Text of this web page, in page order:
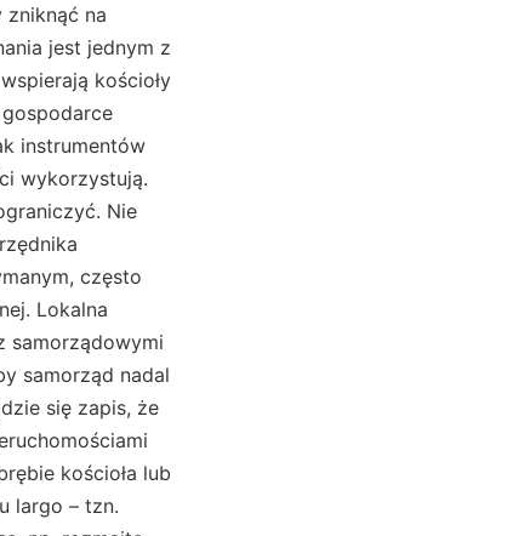
na
jest jednym z
kościoły
instrumentów
wykorzystują.
Nie
często
Lokalna
samorządowymi
samorząd nadal
się zapis, że
kościoła lub
largo – tzn.